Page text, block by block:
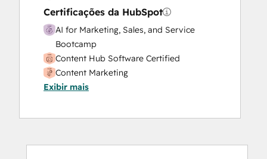
Certificações da HubSpot
AI for Marketing, Sales, and Service
Bootcamp
Content Hub Software Certified
Content Marketing
CRM Data Migration Certification
Digital Advertising
Email Marketing Certification
Exibir mais